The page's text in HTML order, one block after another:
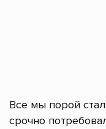
Все мы порой
срочно